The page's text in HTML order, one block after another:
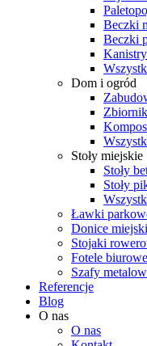
Beczki
Beczki
Kanistry
Dom i ogród
Stoły miejskie
Stoły
Stoły
Ławki
Donice
Stojaki
Fotele
Szafy
Referencje
Blog
O nas
O nas